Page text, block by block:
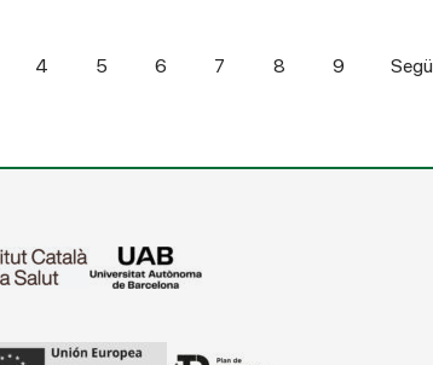
4 5 6 7 8 9